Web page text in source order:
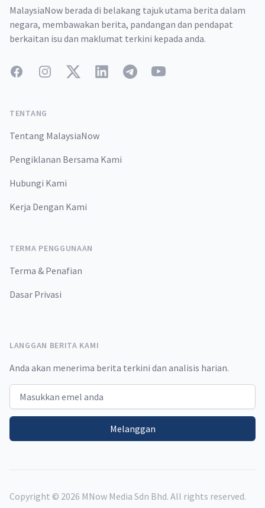
MalaysiaNow berada di belakang tajuk utama berita dalam
negara, membawakan berita, pandangan dan pendapat
berkaitan isu dan maklumat terkini kepada anda.
FacebookInstagramTwitterLinkedInTelegramYouTube
TENTANG
Tentang MalaysiaNow
Pengiklanan Bersama Kami
Hubungi Kami
Kerja Dengan Kami
TERMA PENGGUNAAN
Terma & Penafian
Dasar Privasi
LANGGAN BERITA KAMI
Anda akan menerima berita terkini dan analisis harian.
Email address
Melanggan
Copyright © 2026 MNow Media Sdn Bhd. All rights reserved.